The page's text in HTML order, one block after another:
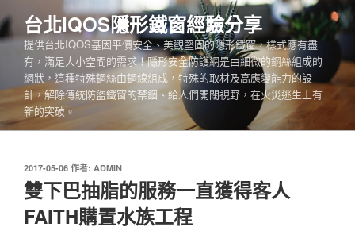
至
主
內
容
台北IQOS隱形鐵窗經驗分享
提供台北IQOS基因平價安全、美觀堅固的隱形鐵窗，樣式應有盡
有，滿足大小空間的需求！隱形安全防護網是由細微的鋼絲組成的
網狀，這種特殊鋼絲由鋼線組成，特殊的取材及高應變能力的設
計，解除傳統防盜鐵窗的禁錮、給人們開闊視野，在火災逃生上有
新的突破。
發
佈
於
2017-05-06 作者: ADMIN
雙下巴抽脂的服務一直獲得客人
FAITH購置水族工程